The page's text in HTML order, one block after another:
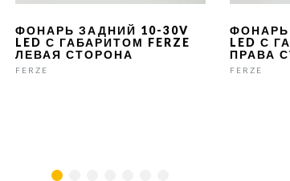
ФОНАРЬ ЗАДНИЙ 10-30V
LED С ГАБАРИТОМ FERZE
ЛЕВАЯ СТОРОНА
FERZE
ФОНАРЬ
LED С
ПРАВА
FERZE